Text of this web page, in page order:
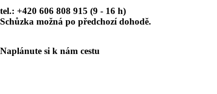
tel.: +420 606 808 915 (9 - 16 h)
Schůzka možná po předchozí dohodě.
Naplánute si k nám cestu